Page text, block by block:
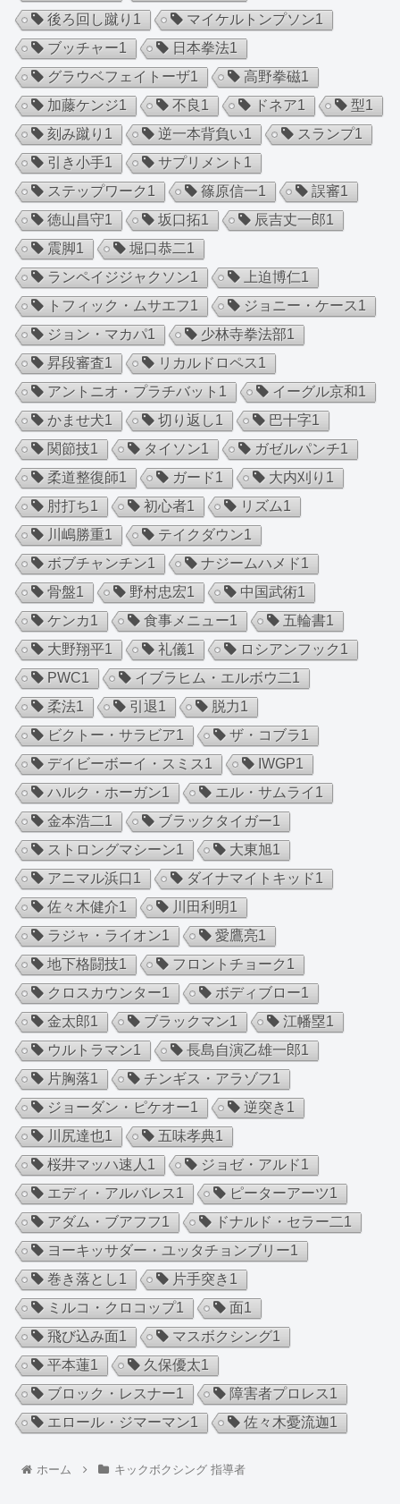
後ろ回し蹴り 1 マイケルトンプソン1
ブッチャー1 日本拳法1
グラウベフェイトーザ1 高野拳磁1
加藤ケンジ1 不良 1 ドネア1 型1
刻み蹴り 1 逆一本背負い1 スランプ1
引き小手1 サプリメント 1
ステップワーク1 篠原信一1 誤審1
徳山昌守1 坂口拓1 辰吉丈一郎1
震脚1 堀口恭二1
ランペイジジャクソン1 上迫博仁1
トフィック・ムサエフ1 ジョニー・ケース1
ジョン・マカパ1 少林寺拳法部1
昇段審査1 リカルドロペス1
アントニオ・プラチバット 1 イーグル京和1
かませ犬1 切り返し1 巴十字1
関節技1 タイソン1 ガゼルパンチ1
柔道整復師1 ガード1 大内刈り 1
肘打ち1 初心者1 リズム1
川嶋勝重1 テイクダウン1
ボブチャンチン1 ナジームハメド1
骨盤1 野村忠宏1 中国武術1
ケンカ1 食事メニュー1 五輪書1
大野翔平1 礼儀1 ロシアンフック1
PWC1 イブラヒム・エルボウ二1
柔法1 引退1 脱力1
ビクトー・サラビア1 ザ・コブラ1
デイビーボーイ・スミス1 IWGP1
ハルク・ホーガン1 エル・サムライ 1
金本浩二1 ブラックタイガー1
ストロングマシーン1 大東旭1
アニマル浜口 1 ダイナマイトキッド1
佐々木健介1 川田利明1
ラジャ・ライオン1 愛鷹亮1
地下格闘技1 フロントチョーク1
クロスカウンター1 ボディブロー1
金太郎1 ブラックマン1 江幡塁1
ウルトラマン1 長島自演乙雄一郎1
片胸落1 チンギス・アラゾフ1
ジョーダン・ピケオー1 逆突き 1
川尻達也1 五味孝典1
桜井マッハ速人 1 ジョゼ・アルド1
エディ・アルバレス1 ピーターアーツ1
アダム・ブアフフ1 ドナルド・セラー二1
ヨーキッサダー・ユッタチョンブリー1
巻き落とし1 片手突き 1
ミルコ・クロコップ1 面1
飛び込み面1 マスボクシング1
平本蓮1 久保優太1
ブロック・レスナー1 障害者プロレス1
エロール・ジマーマン1 佐々木憂流迦1
ホーム キックボクシング 指導者